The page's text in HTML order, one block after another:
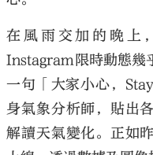
在風雨交加的晚上
Instagram限時動態幾
一句「大家小心，
身氣象分析師，貼出
解讀天氣變化。正如